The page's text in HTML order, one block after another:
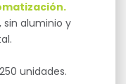
sin aluminio y
unidades.